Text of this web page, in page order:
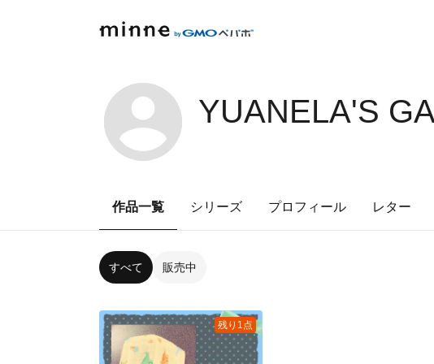
YUANELA'S
作品一覧 シリーズ プロフィール レター
すべて 販売中
残り1点